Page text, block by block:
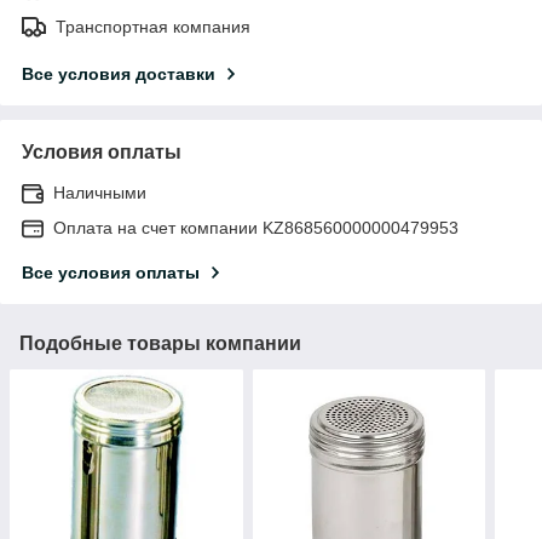
Транспортная компания
Все условия доставки
Условия оплаты
Наличными
Оплата на счет компании KZ868560000000479953
Все условия оплаты
Подобные товары компании